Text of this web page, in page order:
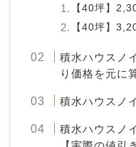
【40坪】
【40坪】
積水ハウスノ
り価格を元に
積水ハウスノ
積水ハウスノ